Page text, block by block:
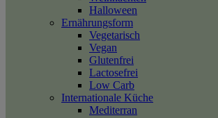
Halloween
Ernährungsform
Vegetarisch
Vegan
Glutenfrei
Lactosefrei
Low Carb
Internationale Küche
Mediterran